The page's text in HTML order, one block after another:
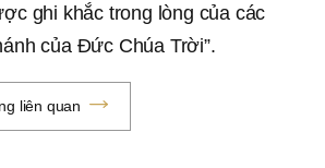
ghi khắc trong lòng của các
của Đức Chúa Trời”.
liên quan